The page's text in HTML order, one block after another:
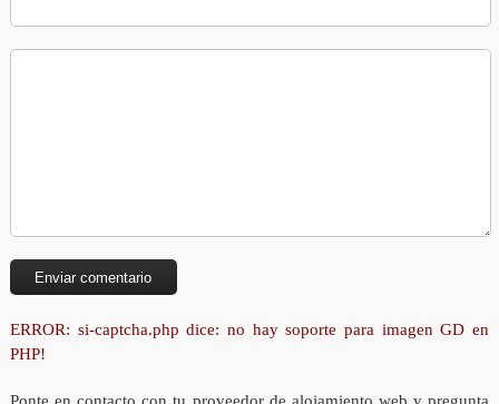
ERROR: si-captcha.php dice: no hay soporte para imagen GD en
PHP!